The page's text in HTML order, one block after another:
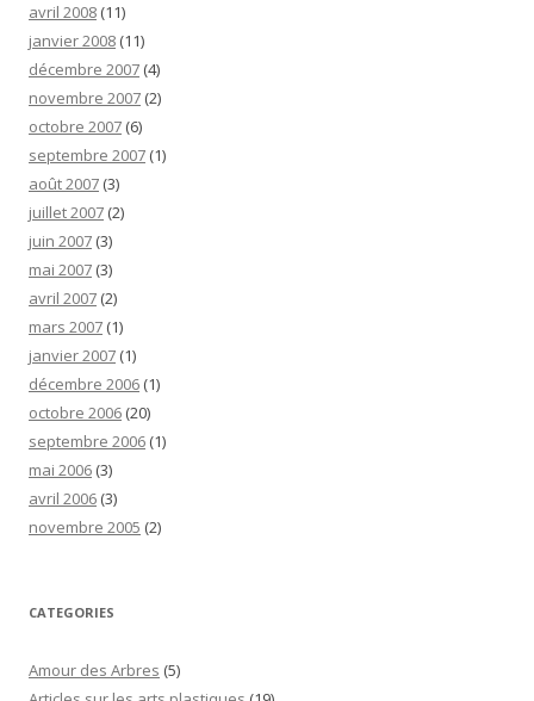
avril 2008 (11)
janvier 2008 (11)
décembre 2007 (4)
novembre 2007 (2)
octobre 2007 (6)
septembre 2007 (1)
août 2007 (3)
juillet 2007 (2)
juin 2007 (3)
mai 2007 (3)
avril 2007 (2)
mars 2007 (1)
janvier 2007 (1)
décembre 2006 (1)
octobre 2006 (20)
septembre 2006 (1)
mai 2006 (3)
avril 2006 (3)
novembre 2005 (2)
CATEGORIES
Amour des Arbres (5)